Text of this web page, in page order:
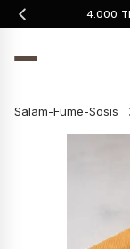
4.000
Salam-Füme-Sosis